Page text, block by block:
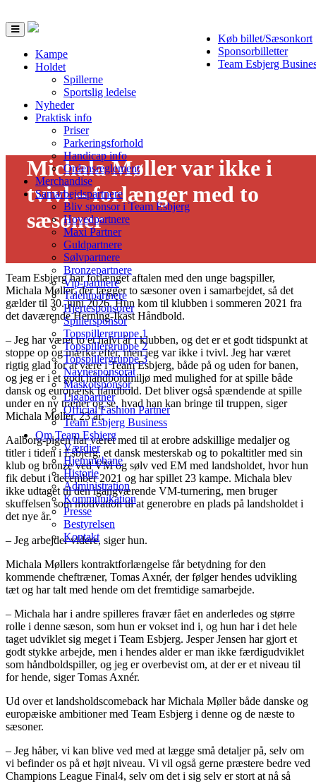
Køb billet/Sæsonkort
Sponsorbilletter
Team Esbjerg
Toggle
navigation
Kampe
Holdet
Spillerne
Sportslig ledelse
Nyheder
Praktisk info
Priser
Parkeringsforhold
Handicap info
Ordensreglement
Merchandise
Samarbejdspartnere
Bliv sponsor i Team Esbjerg
Hovedpartnere
Maxi Partner
Guldpartnere
Sølvpartnere
Bronzepartnere
Vip-partnere
Talentpartnere
Hjertesponsorer
Spillersponsor
Topspillergruppe 1
Topspillergruppe 2
Topspillergruppe 3
Navnesponsorat
Maskotsponsor
Ligapartner
Official Fashion Partner
Team Esbjerg Business
Om Team Esbjerg
Værdier
Hjemmebane
Historie
Administration
Kommunikation
Presse
Bestyrelsen
Kontakt
Michala Møller var ikke i
tvivl – forlænger med to
sæsoner
01/12 - 2023
Team Esbjerg har forlænget aftalen med den unge bagspiller,
Michala Møller, der lægger to sæsoner oven i samarbejdet, så det
gælder til 30. juni 2026. Hun kom til klubben i sommeren 2021 fra
det daværende Herning-Ikast Håndbold.
– Jeg har været to et halvt år i klubben, og det er et godt tidspunkt at
stoppe op og mærke efter, men jeg var ikke i tvivl. Jeg har været
rigtig glad for at være i Team Esbjerg, både på og uden for banen,
og jeg er i et godt håndboldmiljø med mulighed for at spille både
dansk og europæisk håndbold. Det bliver også spændende at spille
under en ny træner og se, hvad han kan bringe til truppen, siger
Michala Møller, 23 år.
Aalborg-pigen har været med til at erobre adskillige medaljer og
titler i tiden i Esbjerg, et dansk mesterskab og to pokaltitler med sin
klub og bronze ved VM og sølv ved EM med landsholdet, hvor hun
fik debut i december 2021 og har spillet 23 kampe. Michala blev
ikke udtaget til den igangværende VM-turnering, men bruger
skuffelsen som motivation til at generobre en plads på landsholdet i
det nye år.
– Jeg arbejder videre, siger hun.
Michala Møllers kontraktforlængelse får betydning for den
kommende cheftræner, Tomas Axnér, der følger hendes udvikling
tæt og har talt med hende om det fremtidige samarbejde.
– Michala har i andre spilleres fravær fået en anderledes og større
rolle i denne sæson, som hun er vokset ind i, og hun har i det hele
taget udviklet sig meget i Team Esbjerg. Jesper Jensen har gjort et
godt stykke arbejde, men i hendes alder er man ikke færdigudviklet
som håndboldspiller, og jeg er overbevist om, at der er et niveau til
for hende, siger Tomas Axnér.
Ud over et landsholdscomeback har Michala Møller både danske og
europæiske ambitioner med Team Esbjerg i denne og de næste to
sæsoner.
– Jeg håber, vi kan blive ved med at lægge små detaljer på, selv om
vi befinder os på et højt niveau. Vi vil også gerne præstere bedre ved
Champions League Final4, selv om det i sig selv er stort at nå så